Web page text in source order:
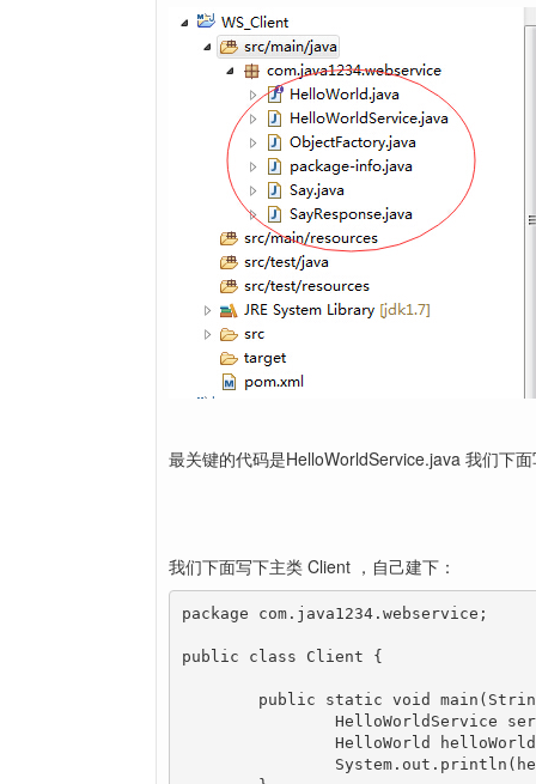
最关键的代码是HelloWorldService.java 我们下
我们下面写下主类 Client ，自己建下：
package com.java1234.webservice;
public class Client {